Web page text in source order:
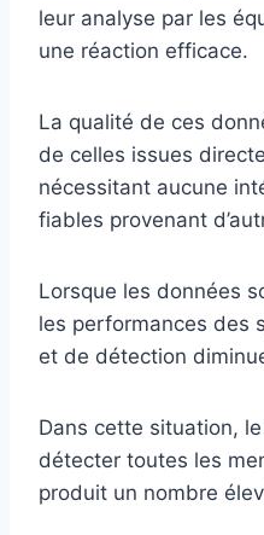
leur analyse par les
une réaction efficace.
La qualité de ces
de celles issues
nécessitant aucune
fiables provenant
Lorsque les données
les performances des
et de détection
Dans cette situation,
détecter toutes les
produit un nombre